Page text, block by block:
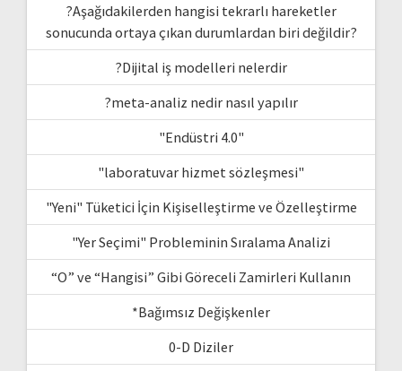
?Aşağıdakilerden hangisi tekrarlı hareketler
sonucunda ortaya çıkan durumlardan biri değildir?
?Dijital iş modelleri nelerdir
?meta-analiz nedir nasıl yapılır
"Endüstri 4.0"
"laboratuvar hizmet sözleşmesi"
"Yeni" Tüketici İçin Kişiselleştirme ve Özelleştirme
"Yer Seçimi" Probleminin Sıralama Analizi
“O” ve “Hangisi” Gibi Göreceli Zamirleri Kullanın
*Bağımsız Değişkenler
0-D Diziler